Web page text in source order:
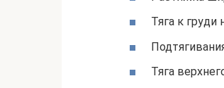
Тяга к груди
Тяга